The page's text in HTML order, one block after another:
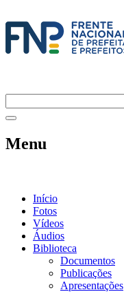
Menu
Início
Fotos
Vídeos
Áudios
Biblioteca
Documentos
Publicações
Apresentações